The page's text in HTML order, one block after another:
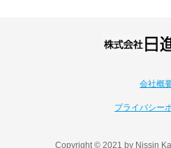
会社概
プライバシー
Copyright © 2021 by Nissin